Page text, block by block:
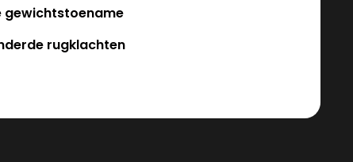
gewichtstoename
rugklachten